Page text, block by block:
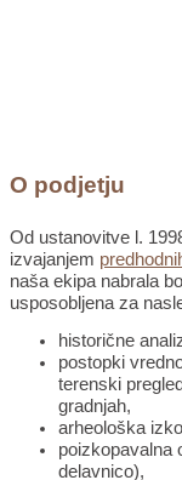
O podjetju
Od ustanovitve l.
izvajanjem
naša ekipa nabrala
usposobljena za
historične
postopki
terenski
gradnjah,
arheološka
poizkopavalna
delavnico),